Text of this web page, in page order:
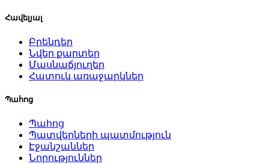
Հավելյալ
Բրենդեր
Նվեր քարտեր
Մասնաճյուղեր
Հատուկ առաջարկներ
Պահոց
Պահոց
Պատվերների պատմություն
Էջանշաններ
Նորություններ